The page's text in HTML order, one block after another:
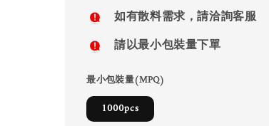
如有散料需求，請洽詢客服
請以最小包裝量下單
最小包裝量(MPQ)
1000pcs